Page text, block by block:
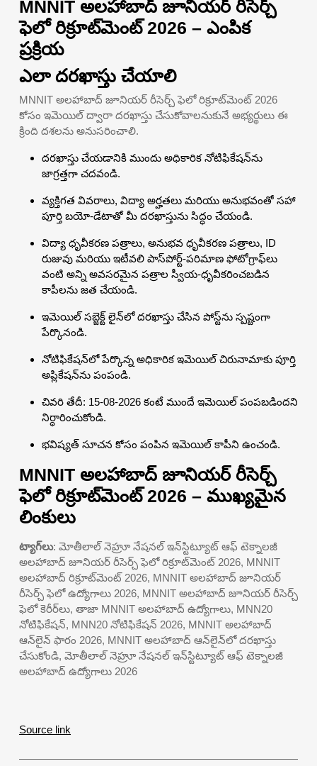
MNNIT అలహాబాద్ జూనియర్ రీసెర్చ్
ఫెలో రిక్రూట్‌మెంట్ 2026 – ఎంపిక
ప్రక్రియ
ఎలా దరఖాస్తు చేయాలి
MNNIT అలహాబాద్ జూనియర్ రీసెర్చ్ ఫెలో రిక్రూట్‌మెంట్ 2026
కోసం ఇమెయిల్ ద్వారా దరఖాస్తు చేసుకోవాలనుకునే అభ్యర్థులు ఈ
క్రింది దశలను అనుసరించాలి.
దరఖాస్తు చేయడానికి ముందు అధికారిక నోటిఫికేషన్‌ను
జాగ్రత్తగా చదవండి.
వ్యక్తిగత వివరాలు, విద్యా అర్హతలు మరియు అనుభవంతో సహా
పూర్తి బయో-డేటాతో మీ దరఖాస్తును సిద్ధం చేయండి.
విద్యా ధృవీకరణ పత్రాలు, అనుభవ ధృవీకరణ పత్రాలు, ID
రుజువు మరియు ఇటీవలి పాస్‌పోర్ట్-పరిమాణ ఫోటోగ్రాఫ్‌లు
వంటి అన్ని అవసరమైన పత్రాల స్వీయ-ధృవీకరించబడిన
కాపీలను జత చేయండి.
ఇమెయిల్ సబ్జెక్ట్ లైన్‌లో దరఖాస్తు చేసిన పోస్ట్‌ను స్పష్టంగా
పేర్కొనండి.
నోటిఫికేషన్‌లో పేర్కొన్న అధికారిక ఇమెయిల్ చిరునామాకు పూర్తి
అప్లికేషన్‌ను పంపండి.
చివరి తేదీ: 15-08-2026 కంటే ముందే ఇమెయిల్ పంపబడిందని
నిర్ధారించుకోండి.
భవిష్యత్ సూచన కోసం పంపిన ఇమెయిల్ కాపీని ఉంచండి.
MNNIT అలహాబాద్ జూనియర్ రీసెర్చ్
ఫెలో రిక్రూట్‌మెంట్ 2026 – ముఖ్యమైన
లింకులు
ట్యాగ్‌లు: మోతీలాల్ నెహ్రూ నేషనల్ ఇన్‌స్టిట్యూట్ ఆఫ్ టెక్నాలజీ
అలహాబాద్ జూనియర్ రీసెర్చ్ ఫెలో రిక్రూట్‌మెంట్ 2026, MNNIT
అలహాబాద్ రిక్రూట్‌మెంట్ 2026, MNNIT అలహాబాద్ జూనియర్
రీసెర్చ్ ఫెలో ఉద్యోగాలు 2026, MNNIT అలహాబాద్ జూనియర్ రీసెర్చ్
ఫెలో కెరీర్‌లు, తాజా MNNIT అలహాబాద్ ఉద్యోగాలు, MNN20
నోటిఫికేషన్, MNN20 నోటిఫికేషన్ 2026, MNNIT అలహాబాద్
ఆన్‌లైన్ ఫారం 2026, MNNIT అలహాబాద్ ఆన్‌లైన్‌లో దరఖాస్తు
చేసుకోండి, మోతీలాల్ నెహ్రూ నేషనల్ ఇన్‌స్టిట్యూట్ ఆఫ్ టెక్నాలజీ
అలహాబాద్ ఉద్యోగాలు 2026
Source link